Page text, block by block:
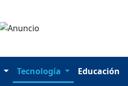
Tecnología Educación